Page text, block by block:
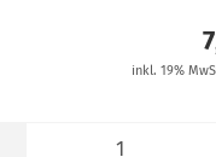
inkl. 19%